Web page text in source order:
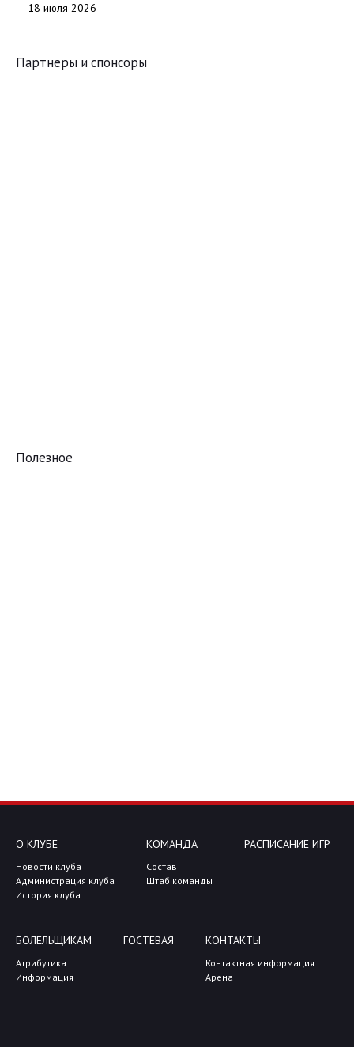
18 июля 2026
Партнеры и спонсоры
Полезное
О КЛУБЕ
Новости клуба
Администрация клуба
История клуба
КОМАНДА
Состав
Штаб команды
РАСПИСАНИЕ ИГР
БОЛЕЛЬЩИКАМ
Атрибутика
Информация
ГОСТЕВАЯ КОНТАКТЫ
Контактная информация
Арена